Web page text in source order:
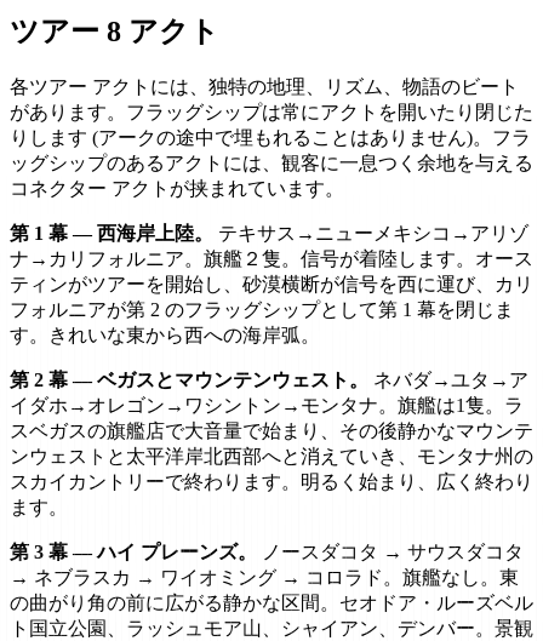
ツアー 8 アクト
各ツアー アクトには、独特の地理、リズム、物語のビート
があります。フラッグシップは常にアクトを開いたり閉じた
りします (アークの途中で埋もれることはありません)。フラ
ッグシップのあるアクトには、観客に一息つく余地を与える
コネクター アクトが挟まれています。
第 1 幕 — 西海岸上陸。
テキサス→ニューメキシコ→アリゾ
ナ→カリフォルニア。旗艦２隻。信号が着陸します。オース
ティンがツアーを開始し、砂漠横断が信号を西に運び、カリ
フォルニアが第 2 のフラッグシップとして第 1 幕を閉じま
す。きれいな東から西への海岸弧。
第 2 幕 — ベガスとマウンテンウェスト。
ネバダ→ユタ→ア
イダホ→オレゴン→ワシントン→モンタナ。旗艦は1隻。ラ
スベガスの旗艦店で大音量で始まり、その後静かなマウンテ
ンウェストと太平洋岸北西部へと消えていき、モンタナ州の
スカイカントリーで終わります。明るく始まり、広く終わり
ます。
第 3 幕 — ハイ プレーンズ。
ノースダコタ → サウスダコタ
→ ネブラスカ → ワイオミング → コロラド。旗艦なし。東
の曲がり角の前に広がる静かな区間。セオドア・ルーズベル
ト国立公園、ラッシュモア山、シャイアン、デンバー。景観